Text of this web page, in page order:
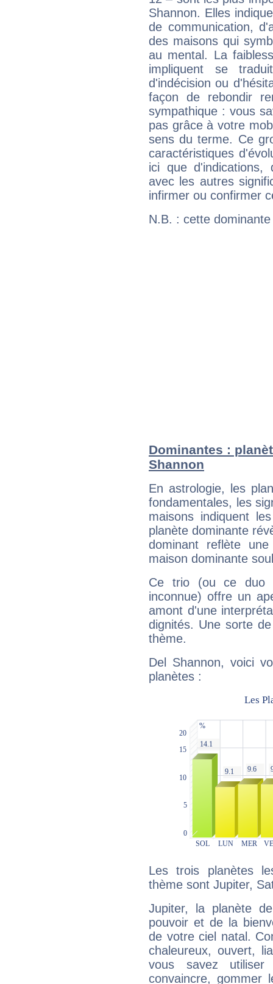
Shannon. Elles
de communication,
des maisons qui
au mental. La
impliquent se
d'indécision ou
façon de rebondir
sympathique : vous
pas grâce à votre
sens du terme. Ce
caractéristiques
ici que d'indications,
avec les autres
infirmer ou confirmer
N.B. : cette
Dominantes :
Shannon
En astrologie, les
fondamentales, les
maisons indiquent
planète dominante
dominant reflète
maison dominante
Ce trio (ou ce duo
inconnue) offre un
amont d'une
dignités. Une sorte
thème.
Del Shannon, voici
planètes :
Les trois planètes
thème sont Jupiter,
Jupiter, la planète
pouvoir et de la
de votre ciel natal.
chaleureux, ouvert,
vous savez
convaincre, gommer